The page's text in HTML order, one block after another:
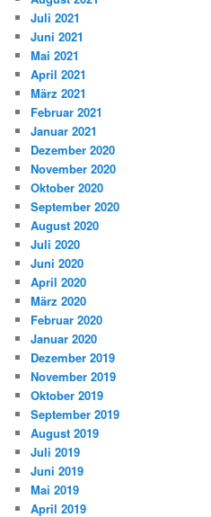
Juli 2021
Juni 2021
Mai 2021
April 2021
März 2021
Februar 2021
Januar 2021
Dezember 2020
November 2020
Oktober 2020
September 2020
August 2020
Juli 2020
Juni 2020
April 2020
März 2020
Februar 2020
Januar 2020
Dezember 2019
November 2019
Oktober 2019
September 2019
August 2019
Juli 2019
Juni 2019
Mai 2019
April 2019